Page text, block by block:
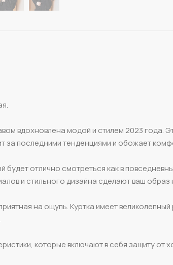
вдохновлена модой и стилем 2023 года.
последними тенденциями и обожает
отлично смотреться как в
и стильного дизайна сделают ваш
на ощупь. Куртка имеет
которые включают в себя защиту от